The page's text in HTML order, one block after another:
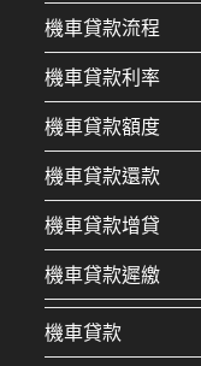
機車貸款流程
機車貸款利率
機車貸款額度
機車貸款還款
機車貸款增貸
機車貸款遲繳
機車貸款